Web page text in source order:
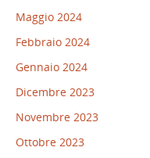
Maggio 2024
Febbraio 2024
Gennaio 2024
Dicembre 2023
Novembre 2023
Ottobre 2023